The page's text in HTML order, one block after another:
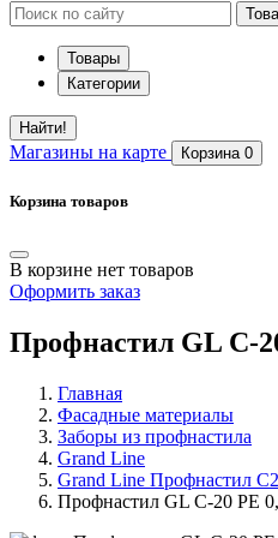
Товары
Категории
Найти!
Магазины на карте Корзина 0
Корзина товаров
В корзине нет товаров
Оформить заказ
Профнастил GL С-
Главная
Фасадные материалы
Заборы из профнастила
Grand Line
Grand Line Профнастил
Профнастил GL С-20 PE